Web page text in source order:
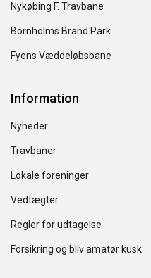
Nykøbing F. Travbane
Bornholms Brand Park
Fyens Væddeløbsbane
Information
Nyheder
Travbaner
Lokale foreninger
Vedtægter
Regler for udtagelse
Forsikring og bliv amatør kusk